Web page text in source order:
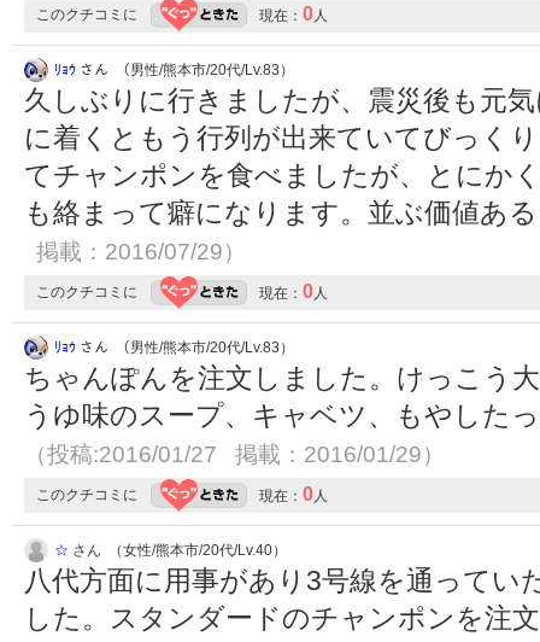
このクチコミに 現在： 0 人
ﾘｮｳ さん （男性/熊本市/20代/Lv.83）
久しぶりに行きましたが、震災後も元
に着くともう行列が出来ていてびっく
てチャンポンを食べましたが、とにか
も絡まって癖になります。並ぶ価値あ
掲載：2016/07/29）
このクチコミに 現在： 0 人
ﾘｮｳ さん （男性/熊本市/20代/Lv.83）
ちゃんぽんを注文しました。けっこう
うゆ味のスープ、キャベツ、もやした
（投稿:2016/01/27 掲載：2016/01/29）
このクチコミに 現在： 0 人
☆ さん （女性/熊本市/20代/Lv.40）
八代方面に用事があり3号線を通ってい
した。スタンダードのチャンポンを注